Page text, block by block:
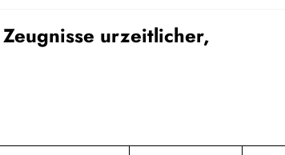
urzeitlicher,